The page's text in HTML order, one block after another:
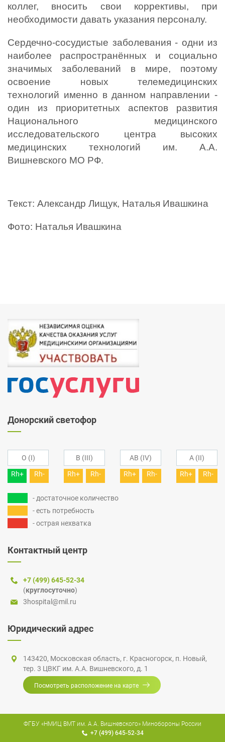
коллег, вносить свои коррективы, при
необходимости давать указания персоналу.
Сердечно-сосудистые заболевания - одни из
наиболее распространённых и социально
значимых заболеваний в мире, поэтому
освоение новых телемедицинских
технологий именно в данном направлении -
один из приоритетных аспектов развития
Национального медицинского
исследовательского центра высоких
медицинских технологий им. А.А.
Вишневского МО РФ.
Текст: Александр Лищук, Наталья Ивашкина
Фото: Наталья Ивашкина
Донорский светофор
O (I)
Rh+
Rh-
B (III)
Rh+
Rh-
AB (IV)
Rh+
Rh-
A (II)
Rh+
Rh-
- достаточное количество
- есть потребность
- острая нехватка
Контактный центр
+7 (499) 645-52-34
(круглосуточно)
3hospital@mil.ru
Юридический адрес
143420, Московская область, г. Красногорск, п. Новый,
тер. 3 ЦВКГ им. А.А. Вишневского, д. 1
Посмотреть расположение на карте
ФГБУ «НМИЦ ВМТ им. А.А. Вишневского» Минобороны России
+7 (499) 645-52-34